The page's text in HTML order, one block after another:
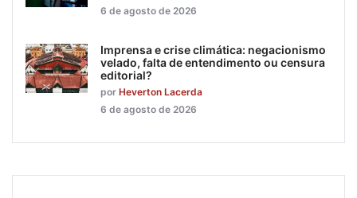
6 de agosto de 2026
Imprensa e crise climática: negacionismo
velado, falta de entendimento ou censura
editorial?
por Heverton Lacerda
6 de agosto de 2026